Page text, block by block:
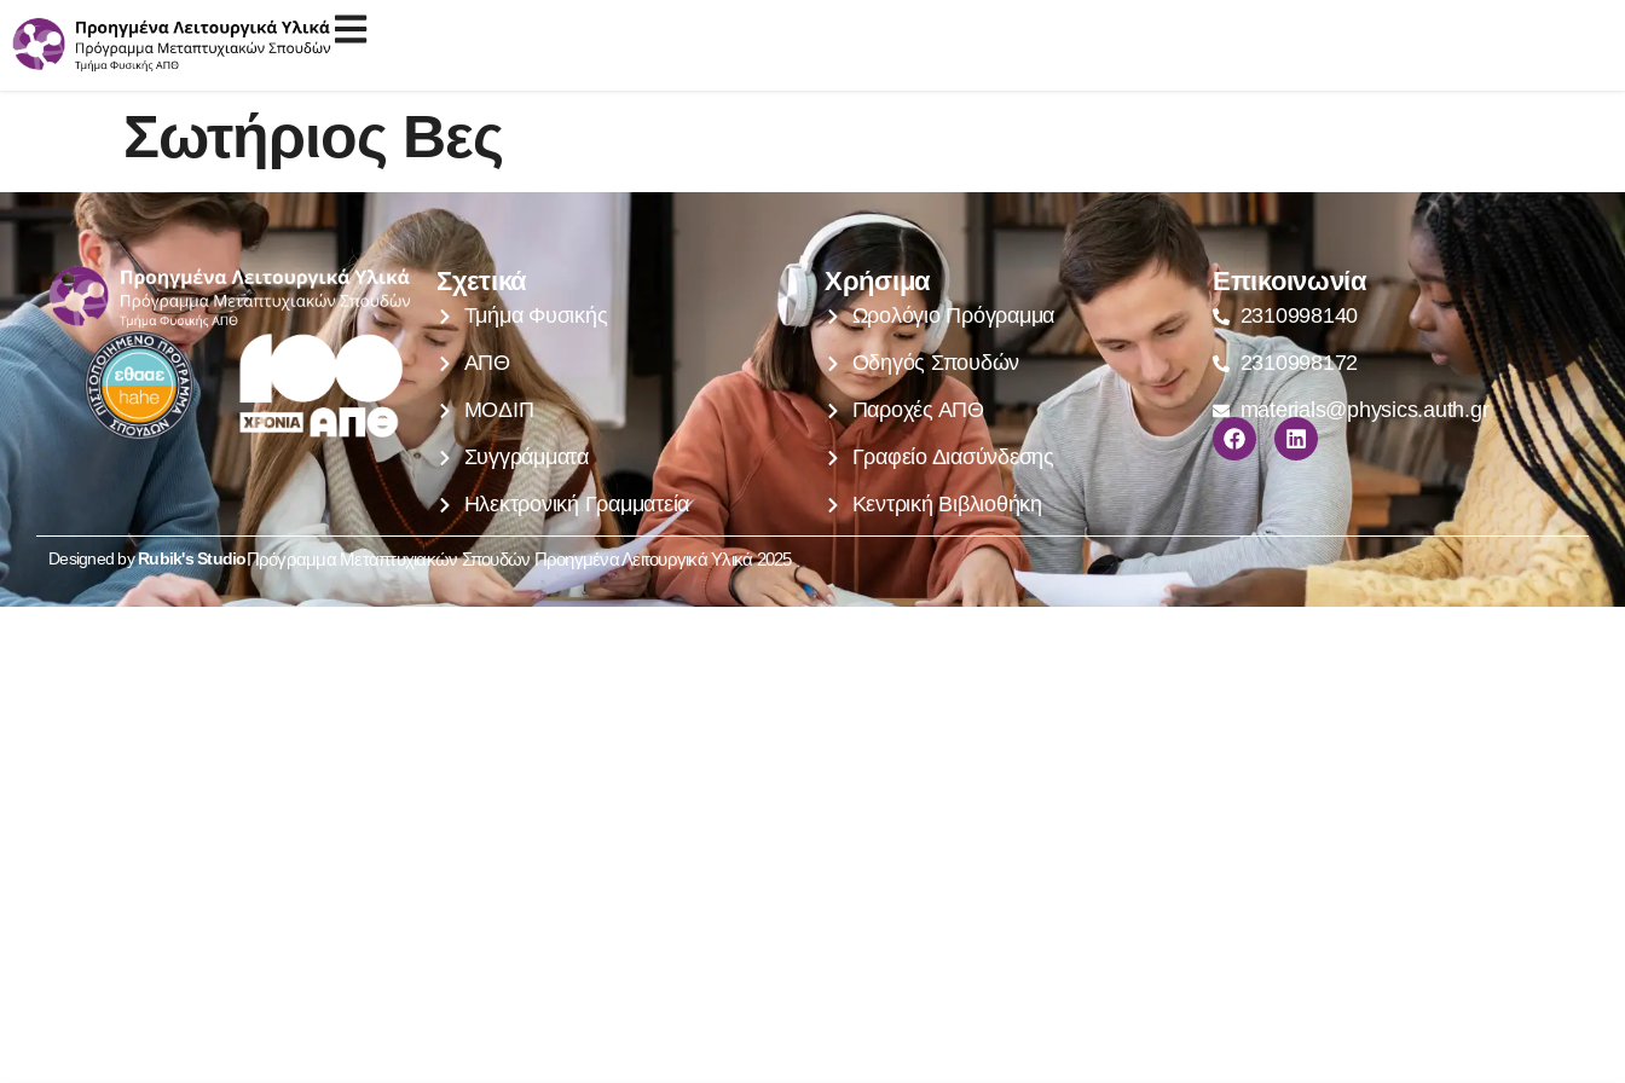
Σωτήριος Βες
Σχετικά
Τμήμα Φυσικής
ΑΠΘ
ΜΟΔΙΠ
Συγγράμματα
Ηλεκτρονική Γραμματεία
Χρήσιμα
Ωρολόγιο Πρόγραμμα
Οδηγός Σπουδών
Παροχές ΑΠΘ
Γραφείο Διασύνδεσης
Κεντρική Βιβλιοθήκη
Επικοινωνία
2310998140
2310998172
materials@physics.auth.gr
Designed byRubik's StudioΠρόγραμμα Μεταπτυχιακών Σπουδών Προηγμένα Λειτουργικά Υλικά 2025